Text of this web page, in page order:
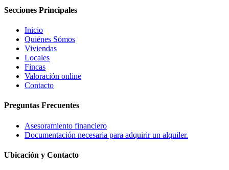
Secciones Principales
Inicio
Quiénes Sómos
Viviendas
Locales
Fincas
Valoración online
Contacto
Preguntas Frecuentes
Asesoramiento financiero
Documentación necesaria para adquirir un alquiler.
Ubicación y Contacto